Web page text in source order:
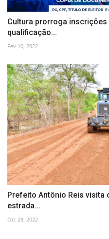
Cultura prorroga inscrições
qualificação...
Fev 10, 2022
Prefeito Antônio Reis visita
estrada...
Oct 28, 2022